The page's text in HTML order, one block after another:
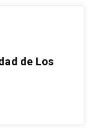
de Los